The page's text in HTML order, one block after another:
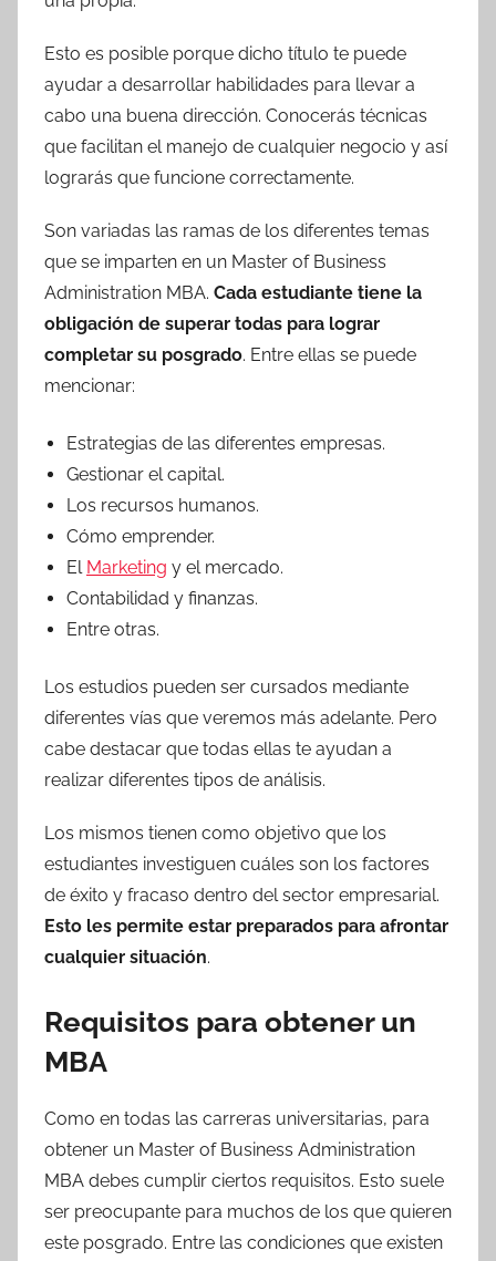
Esto es posible porque dicho título te puede
ayudar a desarrollar habilidades para llevar a
cabo una buena dirección. Conocerás técnicas
que facilitan el manejo de cualquier negocio y así
lograrás que funcione correctamente.
Son variadas las ramas de los diferentes temas
que se imparten en un Master of Business
Administration MBA. Cada estudiante tiene la
obligación de superar todas para lograr
completar su posgrado. Entre ellas se puede
mencionar:
Estrategias de las diferentes empresas.
Gestionar el capital.
Los recursos humanos.
Cómo emprender.
El Marketing y el mercado.
Contabilidad y finanzas.
Entre otras.
Los estudios pueden ser cursados mediante
diferentes vías que veremos más adelante. Pero
cabe destacar que todas ellas te ayudan a
realizar diferentes tipos de análisis.
Los mismos tienen como objetivo que los
estudiantes investiguen cuáles son los factores
de éxito y fracaso dentro del sector empresarial.
Esto les permite estar preparados para afrontar
cualquier situación.
Requisitos para obtener un
MBA
Como en todas las carreras universitarias, para
obtener un Master of Business Administration
MBA debes cumplir ciertos requisitos. Esto suele
ser preocupante para muchos de los que quieren
este posgrado. Entre las condiciones que existen